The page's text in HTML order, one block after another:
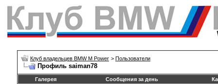
Клуб владельцев BMW M Power > Пользователи
Профиль saiman78
Галерея Сообщения за день